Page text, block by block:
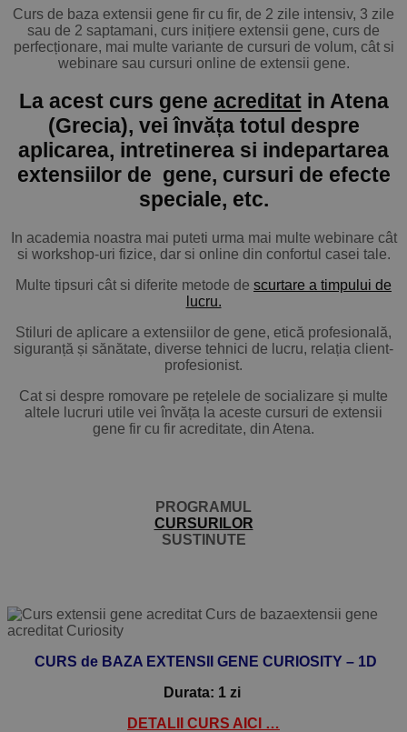
Curs de baza extensii gene fir cu fir, de 2 zile intensiv, 3 zile
sau de 2 saptamani, curs inițiere extensii gene, curs de
perfecționare, mai multe variante de cursuri de volum, cât si
webinare sau cursuri online de extensii gene.
La acest curs gene acreditatin Atena
(Grecia), vei învăța totul despre
aplicarea, intretinerea si indepartarea
extensiilor de gene, cursuri de efecte
speciale, etc.
In academia noastra mai puteti urma mai multe webinare cât
si workshop-uri fizice, dar si online din confortul casei tale.
Multe tipsuri cât si diferite metode de scurtare a timpului de
lucru.
Stiluri de aplicare a extensiilor de gene, etică profesională,
siguranță și sănătate, diverse tehnici de lucru, relația client-
profesionist.
Cat si despre romovare pe rețelele de socializare și multe
altele lucruri utile vei învăța la aceste cursuri de extensii
gene fir cu fir acreditate, din Atena.
PROGRAMUL
CURSURILOR
SUSTINUTE
CURS de BAZA EXTENSII GENE CURIOSITY – 1D
Durata: 1 zi
DETALII CURS AICI …